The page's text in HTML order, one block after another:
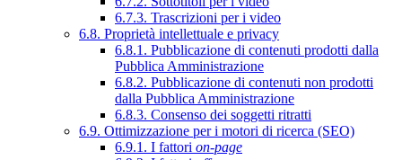
6.7.3. Trascrizioni per i video
6.8. Proprietà intellettuale e privacy
6.8.1. Pubblicazione di contenuti prodotti dalla
Pubblica Amministrazione
6.8.2. Pubblicazione di contenuti non prodotti
dalla Pubblica Amministrazione
6.8.3. Consenso dei soggetti ritratti
6.9. Ottimizzazione per i motori di ricerca (SEO)
6.9.1. I fattori on-page